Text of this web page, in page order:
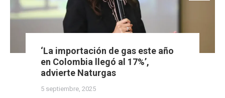
‘La importación de gas este año
en Colombia llegó al 17%’,
advierte Naturgas
5 septiembre, 2025